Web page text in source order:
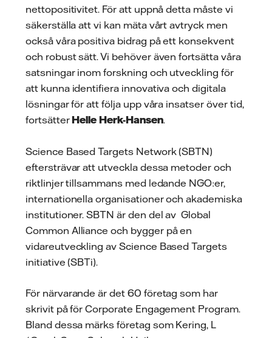
nettopositivitet. För att uppnå detta måste vi
säkerställa att vi kan mäta vårt avtryck men
också våra positiva bidrag på ett konsekvent
och robust sätt. Vi behöver även fortsätta våra
satsningar inom forskning och utveckling för
att kunna identifiera innovativa och digitala
lösningar för att följa upp våra insatser över tid,
fortsätterHelle Herk-Hansen.
Science Based Targets Network (SBTN)
eftersträvar att utveckla dessa metoder och
riktlinjer tillsammans med ledande NGO:er,
internationella organisationer och akademiska
institutioner. SBTN är den del av Global
Common Alliance och bygger på en
vidareutveckling av Science Based Targets
initiative (SBTi).
För närvarande är det 60 företag som har
skrivit på för Corporate Engagement Program.
Bland dessa märks företag som Kering, L